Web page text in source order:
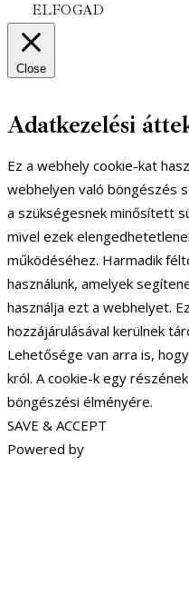
ELFOGAD
Close
Adatkezelési
Ez a webhely cookie-kat
webhelyen való böngészés
a szükségesnek minősített
mivel ezek
működéséhez. Harmadik
használunk, amelyek
használja ezt a webhelyet.
hozzájárulásával kerülnek
Lehetősége van arra is,
król. A cookie-k egy
böngészési élményére.
SAVE & ACCEPT
Powered by